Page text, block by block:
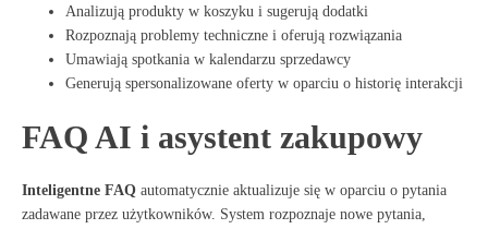
Analizują produkty w koszyku i sugerują dodatki
Rozpoznają problemy techniczne i oferują rozwiązania
Umawiają spotkania w kalendarzu sprzedawcy
Generują spersonalizowane oferty w oparciu o historię interakcji
FAQ AI i asystent zakupowy
Inteligentne FAQ automatycznie aktualizuje się w oparciu o pytania
zadawane przez użytkowników. System rozpoznaje nowe pytania,